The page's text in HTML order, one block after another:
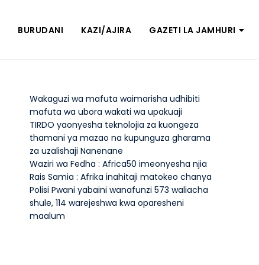
BURUDANI KAZI/AJIRA GAZETI LA JAMHURI
Wakaguzi wa mafuta waimarisha udhibiti
mafuta wa ubora wakati wa upakuaji
TIRDO yaonyesha teknolojia za kuongeza
thamani ya mazao na kupunguza gharama
za uzalishaji Nanenane
Waziri wa Fedha : Africa50 imeonyesha njia
Rais Samia : Afrika inahitaji matokeo chanya
Polisi Pwani yabaini wanafunzi 573 waliacha
shule, 114 warejeshwa kwa oparesheni
maalum